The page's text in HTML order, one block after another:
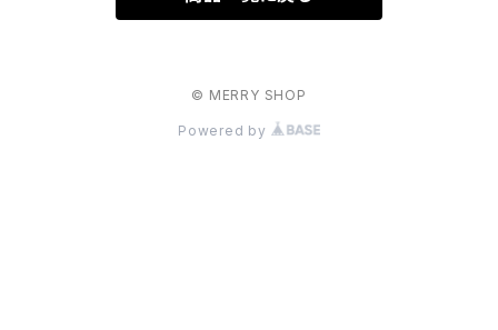
© MERRY SHOP
Powered by